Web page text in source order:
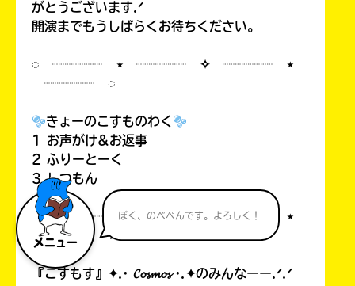
メニュー
ぼく、のべぺんです。よろしく！
がとうございます.ᐟ
開演までもうしばらくお待ちください。
◌ ┈┈┈┈ ⋆ ┈┈┈┈ ✧ ┈┈┈┈ ⋆
┈┈┈┈ ◌
きょーのこすものわく
1 お声がけ&お返事
2 ふりーとーく
3 しつもん
◌ ┈┈┈┈ ⋆ ┈┈┈┈ ✧ ┈┈┈┈ ⋆
┈┈┈┈ ◌
『こすもす』✦.· 𝓒𝓸𝓼𝓶𝓸𝓼 ·.✦のみんなーー.ᐟ.ᐟ